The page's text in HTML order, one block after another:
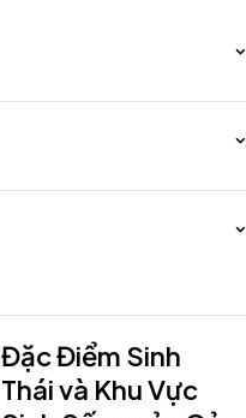
Đặc Điểm Sinh
Thái và Khu Vực